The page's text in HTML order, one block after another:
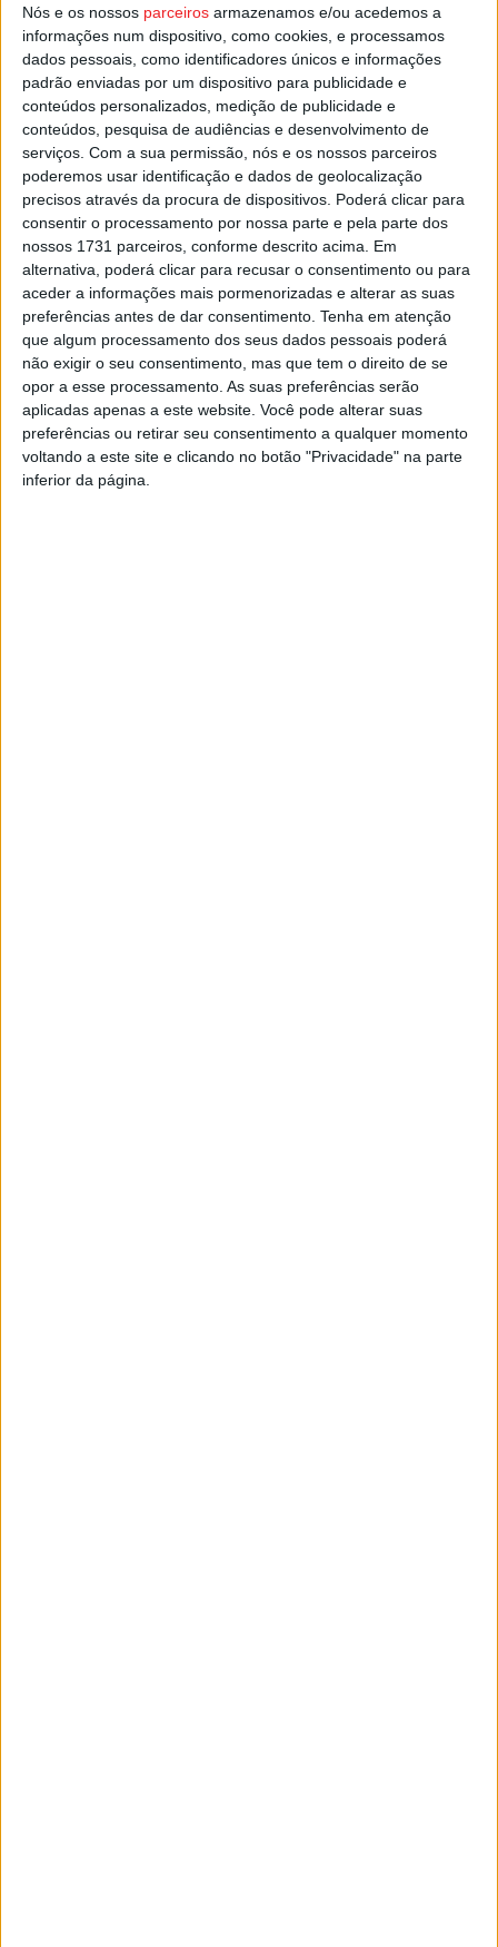
Nós e os nossos parceiros armazenamos e/ou acedemos a
informações num dispositivo, como cookies, e processamos
dados pessoais, como identificadores únicos e informações
padrão enviadas por um dispositivo para publicidade e
conteúdos personalizados, medição de publicidade e
conteúdos, pesquisa de audiências e desenvolvimento de
serviços. Com a sua permissão, nós e os nossos parceiros
poderemos usar identificação e dados de geolocalização
precisos através da procura de dispositivos. Poderá clicar para
consentir o processamento por nossa parte e pela parte dos
nossos 1731 parceiros, conforme descrito acima. Em
alternativa, poderá clicar para recusar o consentimento ou para
aceder a informações mais pormenorizadas e alterar as suas
preferências antes de dar consentimento. Tenha em atenção
que algum processamento dos seus dados pessoais poderá
não exigir o seu consentimento, mas que tem o direito de se
opor a esse processamento. As suas preferências serão
aplicadas apenas a este website. Você pode alterar suas
preferências ou retirar seu consentimento a qualquer momento
voltando a este site e clicando no botão "Privacidade" na parte
inferior da página.
No caso do percurso Lisboa-Porto pela A1, o preço das
portagens para a classe 1 sobe 1,05 euros, de 22,40 para
23,45 euros, segundo o comunicado da concessionária.
E o percurso Lisboa-Algarve, pela A2, vai custar mais 1,10
euros, para 22,4 euros.
Já nos principais percursos urbanos, comunicados pela
Brisa, vários percursos mantém os preços inalterados.
Esta e outras notícias para ouvir na Estação Diária – 96.8
FM ou emwww.968.fm
Pub